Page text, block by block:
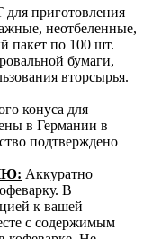
приготовления
неотбеленные,
пакет по 100 шт.
бумаги,
вторсырья.
конуса для
в Германии в
подтверждено
Аккуратно
В
к вашей
с содержимым